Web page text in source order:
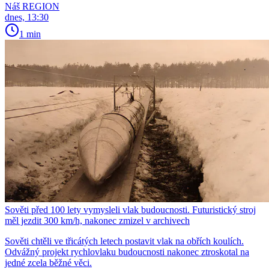
Náš REGION
dnes, 13:30
1 min
Sověti před 100 lety vymysleli vlak budoucnosti. Futuristický stroj
měl jezdit 300 km/h, nakonec zmizel v archivech
Sověti chtěli ve třicátých letech postavit vlak na obřích koulích.
Odvážný projekt rychlovlaku budoucnosti nakonec ztroskotal na
jedné zcela běžné věci.